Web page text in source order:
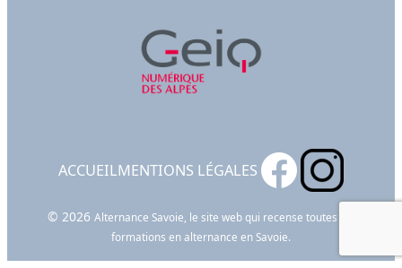
ACCUEILMENTIONS LÉGALES
© 2026 Alternance Savoie, le site web qui recense toutes les
formations en alternance en Savoie.